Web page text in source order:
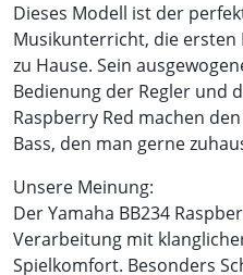
Dieses Modell ist der
Musikunterricht, die
zu Hause. Sein
Bedienung der Regler und
Raspberry Red machen
Bass, den man gerne
Unsere Meinung:
Der Yamaha BB234
Verarbeitung mit
Spielkomfort. Besonders